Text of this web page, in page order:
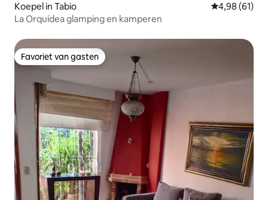
Koepel in Tabio Gemiddelde
4,98 (61)
La Orquídea glamping en kamperen
Favoriet van gasten
Favoriet van gasten